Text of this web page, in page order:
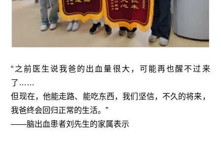
“之前医生说我爸的出血量很大，可能再也醒不过来
了……
但现在，他能走路、能吃东西，我们坚信，不久的将来，
我爸终会回归正常的生活。”
——脑出血患者刘先生的家属表示